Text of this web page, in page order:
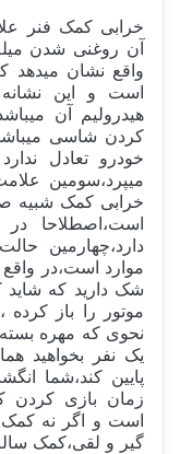
خرابی کمک فنر
آن روغنی شدن
واقع نشان میدهد
است و این
هیدرولیم آن
کردن شاسی
خودرو تعادل
میپرد،سومین
خرابی کمک شبیه
است،اصطلاحا
دارد،چهارمین
موارد است،در واقع
شک دارید که
موتور را باز کرده
نحوی که مهره
یک نفر بخواهید
پایین کند،شما
زمان بازی
است و اگر نه
گیر و لقی،کمک